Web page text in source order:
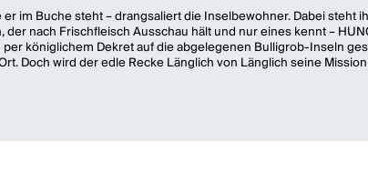
im Buche steht – drangsaliert die Inselbewohner. Dabei steht
nach Frischfleisch Ausschau hält und nur eines kennt –
königlichem Dekret auf die abgelegenen Bulligrob-Inseln
Doch wird der edle Recke Länglich von Länglich seine